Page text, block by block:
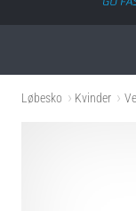
Løbesko Kvinder